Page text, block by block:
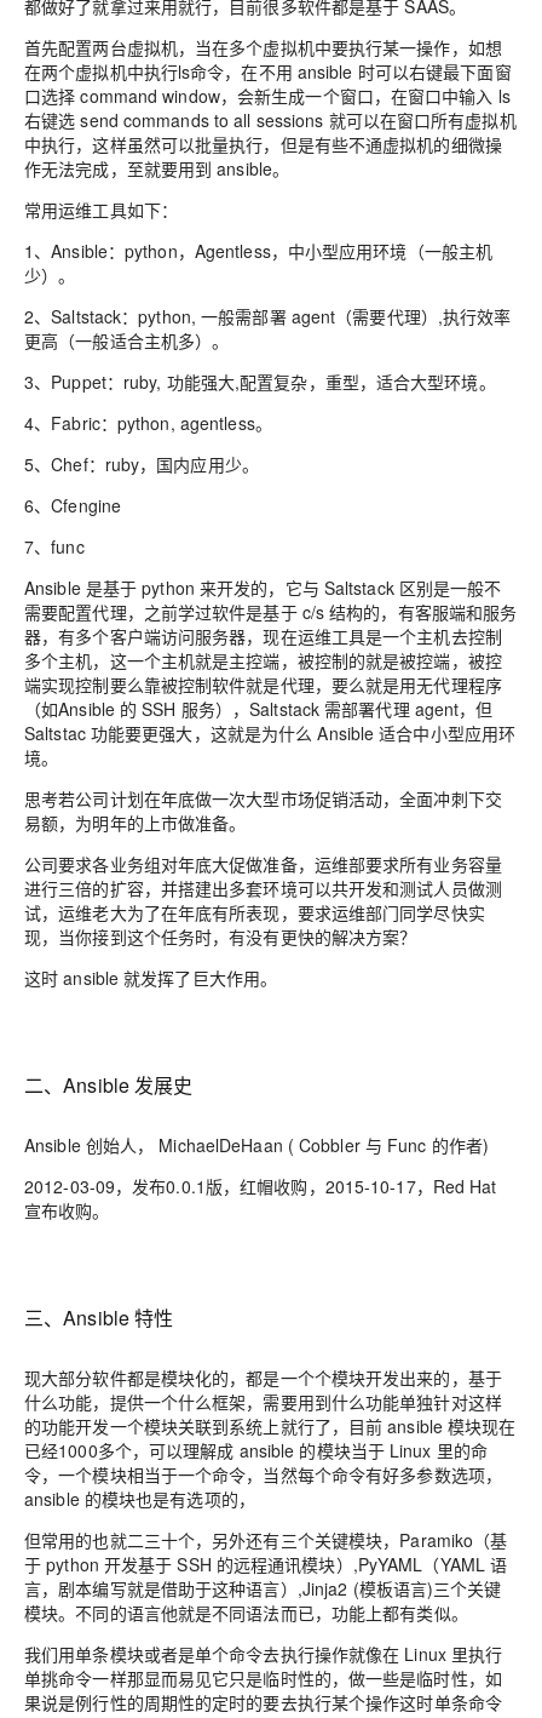
都做好了就拿过来用就行，目前很多软件都是基于 SAAS。
首先配置两台虚拟机，当在多个虚拟机中要执行某一操作，如想
在两个虚拟机中执行ls命令，在不用 ansible 时可以右键最下面窗
口选择 command window，会新生成一个窗口，在窗口中输入 ls
右键选 send commands to all sessions 就可以在窗口所有虚拟机
中执行，这样虽然可以批量执行，但是有些不通虚拟机的细微操
作无法完成，至就要用到 ansible。
常用运维工具如下：
1、Ansible：python，Agentless，中小型应用环境 （一般主机
少）。
2、Saltstack：python, 一般需部署 agent （需要代理） ,执行效率
更高 （一般适合主机多）。
3、 Puppet：ruby, 功能强大,配置复杂，重型，适合大型环境。
4、 Fabric：python, agentless。
5、Chef：ruby，国内应用少。
6、Cfengine
7、func
Ansible 是基于 python 来开发的，它与 Saltstack 区别是一般不
需要配置代理，之前学过软件是基于 c/s 结构的，有客服端和服务
器，有多个客户端访问服务器，现在运维工具是一个主机去控制
多个主机，这一个主机就是主控端，被控制的就是被控端，被控
端实现控制要么靠被控制软件就是代理，要么就是用无代理程序
（如Ansible 的SSH 服务），Saltstack 需部署代理 agent，但
Saltstac 功能要更强大，这就是为什么Ansible适合中小型应用环
境。
思考若公司计划在年底做一次大型市场促销活动，全面冲刺下交
易额，为明年的上市做准备。
公司要求各业务组对年底大促做准备，运维部要求所有业务容量
进行三倍的扩容，并搭建出多套环境可以共开发和测试人员做测
试，运维老大为了在年底有所表现，要求运维部门同学尽快实
现，当你接到这个任务时，有没有更快的解决方案？
这时 ansible 就发挥了巨大作用。
二、Ansible 发展史
Ansible 创始人， MichaelDeHaan ( Cobbler 与 Func 的作者)
2012-03-09，发布0.0.1版，红帽收购 ， 2015-10-17，Red Hat
宣布收购。
三、Ansible 特性
现大部分软件都是模块化的，都是一个个模块开发出来的，基于
什么功能，提供一个什么框架，需要用到什么功能单独针对这样
的功能开发一个模块关联到系统上就行了，目前 ansible模块现在
已经1000多个，可以理解成 ansible 的模块当于 Linux 里的命
令，一个模块相当于一个命令， 当然每个命令有好多参数选项，
ansible 的模块也是有选项的，
但常用的也就二三十个， 另外还有三个关键模块，Paramiko （基
于 python 开发基于 SSH 的远程通讯模块） ,PyYAML （YAML语
言， 剧本编写就是借助于这种语言） ,Jinja2 (模板语言)三个关键
模块。不同的语言他就是不同语法而已， 功能上都有类似。
我们用单条模块或者是单个命令去执行操作就像在 Linux 里执行
单挑命令一样那显而易见它只是临时性的，做一些是临时性，如
果说是例行性的周期性的定时的要去执行某个操作这时单条命令